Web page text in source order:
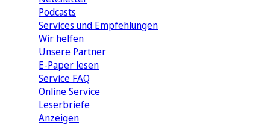
Podcasts
Services und Empfehlungen
Wir helfen
Unsere Partner
E-Paper lesen
Service FAQ
Online Service
Leserbriefe
Anzeigen